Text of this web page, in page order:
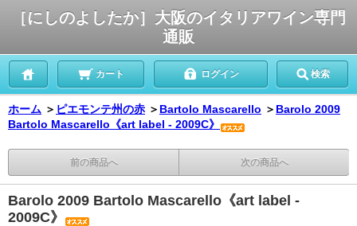
［にしのよしたか］大阪のイタリアワイン専門
通販
カート ログイン 検索
ホーム ＞ ピエモンテ州の赤 ＞ Bartolo Mascarello ＞ Barolo 2009
Bartolo Mascarello《art label - 2009C》
前の商品へ 次の商品へ
Barolo 2009 Bartolo Mascarello《art label -
2009C》